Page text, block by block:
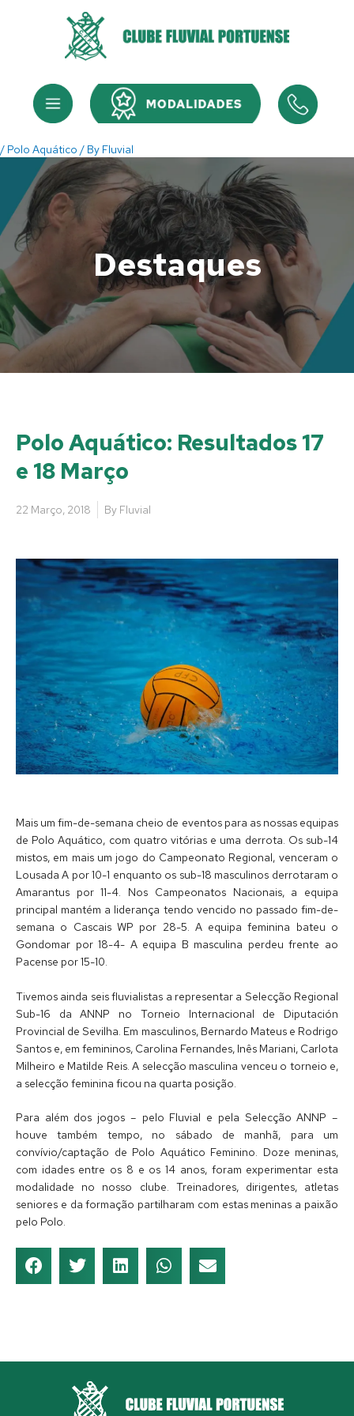
Menu Menu
/ Polo Aquático / By Fluvial
Destaques
Polo Aquático: Resultados 17
e 18 Março
22 Março, 2018 By Fluvial
Mais um fim-de-semana cheio de eventos para as nossas equipas
de Polo Aquático, com quatro vitórias e uma derrota. Os sub-14
mistos, em mais um jogo do Campeonato Regional, venceram o
Lousada A por 10-1 enquanto os sub-18 masculinos derrotaram o
Amarantus por 11-4. Nos Campeonatos Nacionais, a equipa
principal mantém a liderança tendo vencido no passado fim-de-
semana o Cascais WP por 28-5. A equipa feminina bateu o
Gondomar por 18-4- A equipa B masculina perdeu frente ao
Pacense por 15-10.
Tivemos ainda seis fluvialistas a representar a Selecção Regional
Sub-16 da ANNP no Torneio Internacional de Diputación
Provincial de Sevilha. Em masculinos, Bernardo Mateus e Rodrigo
Santos e, em femininos, Carolina Fernandes, Inês Mariani, Carlota
Milheiro e Matilde Reis. A selecção masculina venceu o torneio e,
a selecção feminina ficou na quarta posição.
Para além dos jogos – pelo Fluvial e pela Selecção ANNP –
houve também tempo, no sábado de manhã, para um
convívio/captação de Polo Aquático Feminino. Doze meninas,
com idades entre os 8 e os 14 anos, foram experimentar esta
modalidade no nosso clube. Treinadores, dirigentes, atletas
seniores e da formação partilharam com estas meninas a paixão
pelo Polo.